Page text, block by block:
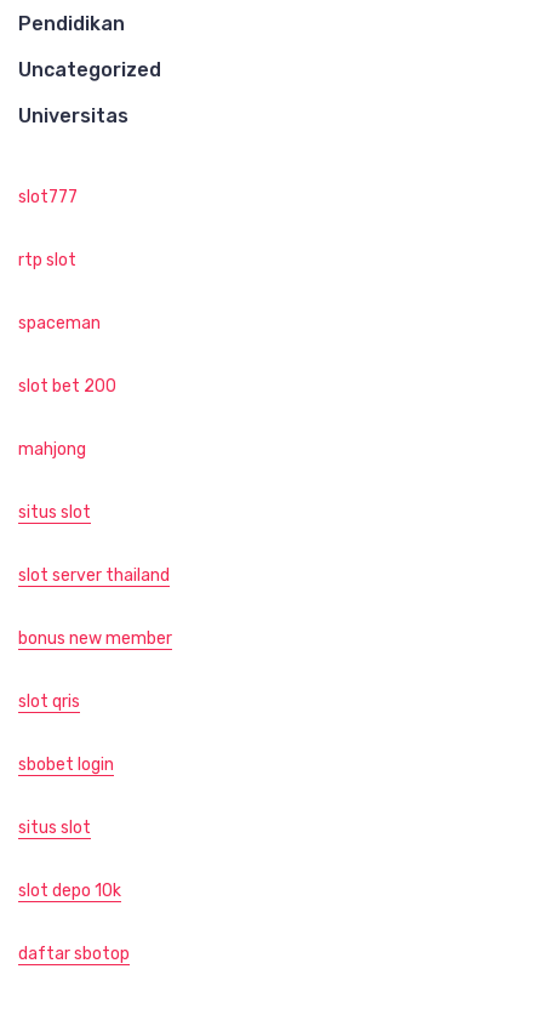
Pendidikan
Uncategorized
Universitas
slot777
rtp slot
spaceman
slot bet 200
mahjong
situs slot
slot server thailand
bonus new member
slot qris
sbobet login
situs slot
slot depo 10k
daftar sbotop